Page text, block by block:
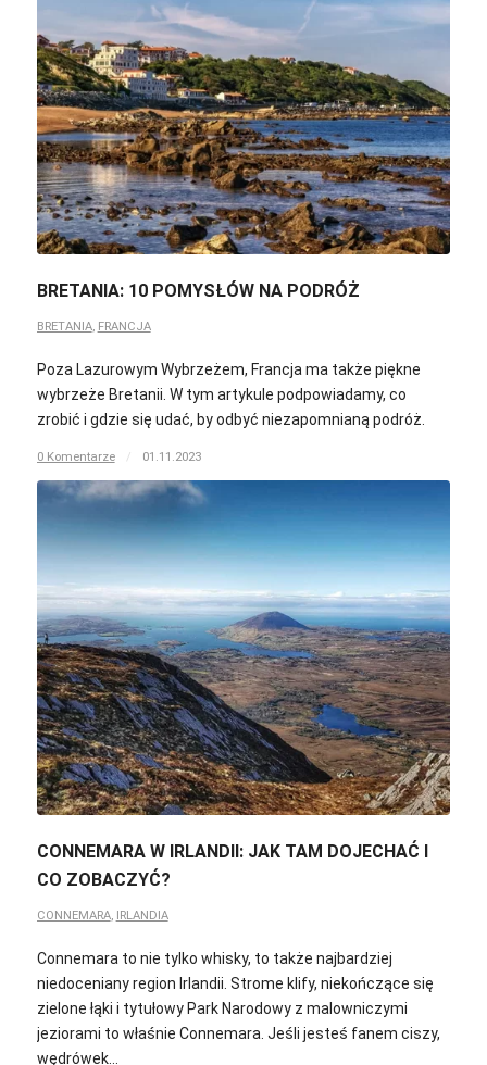
BRETANIA: 10 POMYSŁÓW NA PODRÓŻ
BRETANIA, FRANCJA
Poza Lazurowym Wybrzeżem, Francja ma także piękne
wybrzeże Bretanii. W tym artykule podpowiadamy, co
zrobić i gdzie się udać, by odbyć niezapomnianą podróż.
0 Komentarze / 01.11.2023
CONNEMARA W IRLANDII: JAK TAM DOJECHAĆ I
CO ZOBACZYĆ?
CONNEMARA, IRLANDIA
Connemara to nie tylko whisky, to także najbardziej
niedoceniany region Irlandii. Strome klify, niekończące się
zielone łąki i tytułowy Park Narodowy z malowniczymi
jeziorami to właśnie Connemara. Jeśli jesteś fanem ciszy,
wędrówek…